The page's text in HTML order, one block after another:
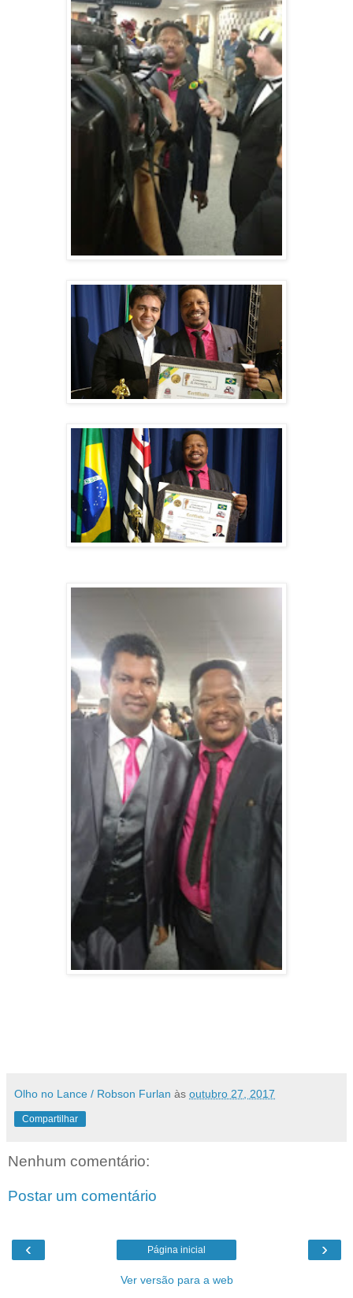
Olho no Lance / Robson Furlan às outubro 27, 2017
Compartilhar
Nenhum comentário:
Postar um comentário
‹ ›
Página inicial
Ver versão para a web